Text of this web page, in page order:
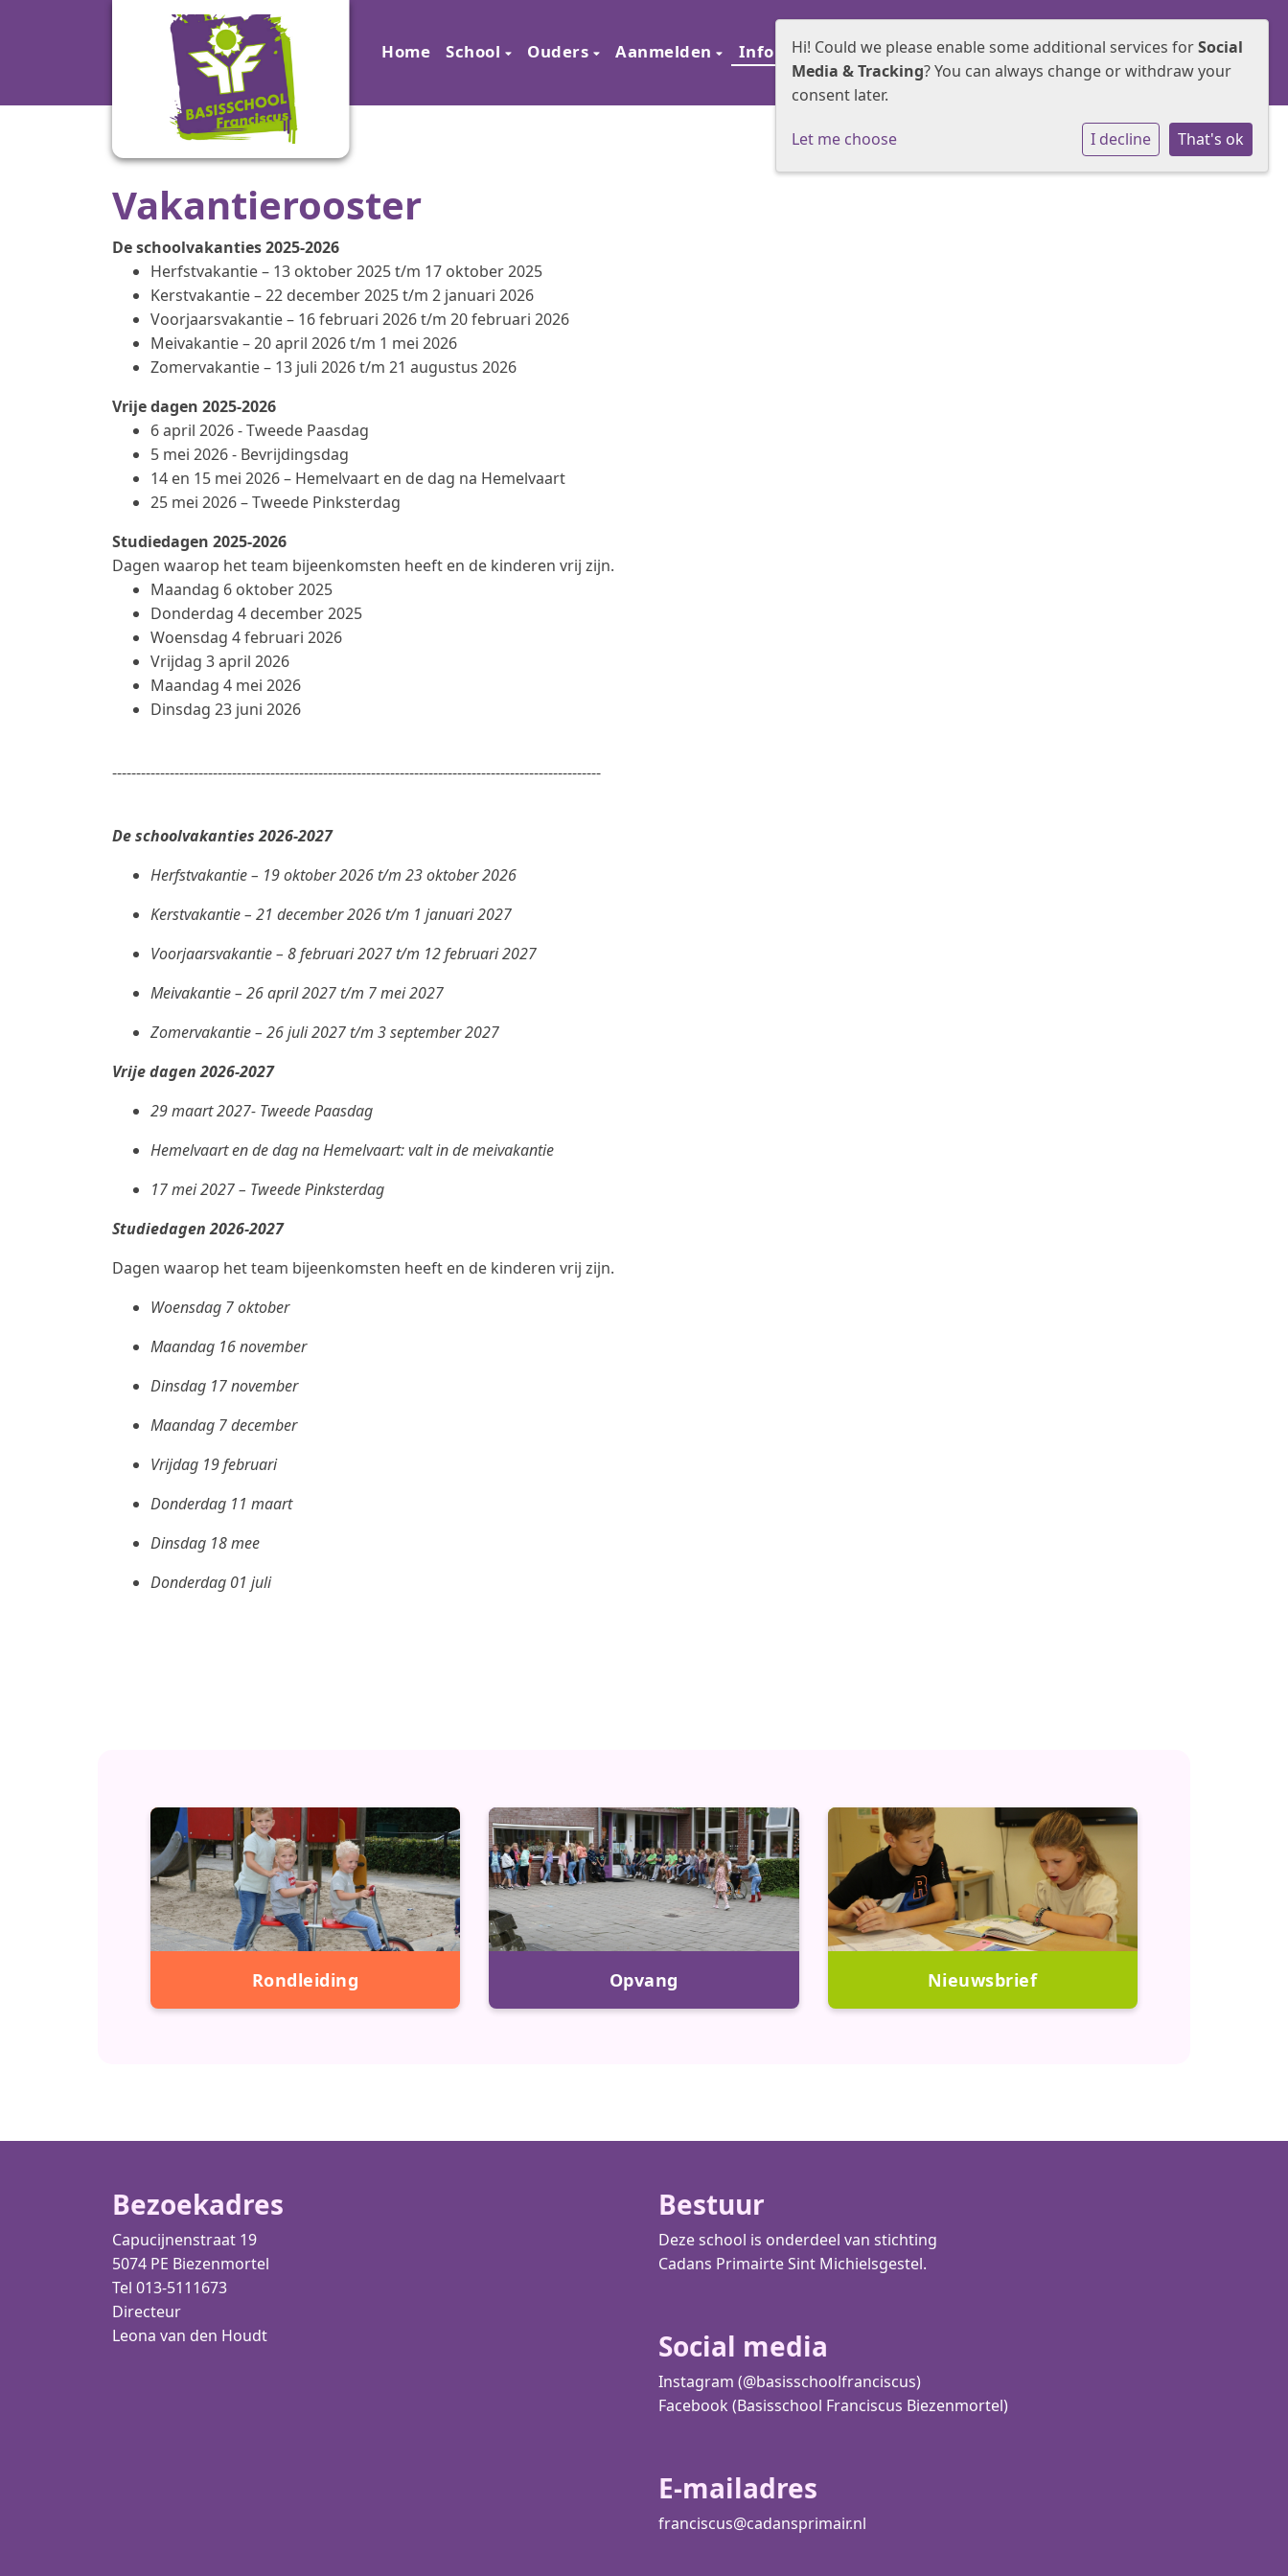
Home School Ouders Aanmelden Informatie Samenwerken Groepen Contact
Vakantierooster
De schoolvakanties 2025-2026
Herfstvakantie – 13 oktober 2025 t/m 17 oktober 2025
Kerstvakantie – 22 december 2025 t/m 2 januari 2026
Voorjaarsvakantie – 16 februari 2026 t/m 20 februari 2026
Meivakantie – 20 april 2026 t/m 1 mei 2026
Zomervakantie – 13 juli 2026 t/m 21 augustus 2026
Vrije dagen 2025-2026
6 april 2026 - Tweede Paasdag
5 mei 2026 - Bevrijdingsdag
14 en 15 mei 2026 – Hemelvaart en de dag na Hemelvaart
25 mei 2026 – Tweede Pinksterdag
Studiedagen 2025-2026
Dagen waarop het team bijeenkomsten heeft en de kinderen vrij zijn.
Maandag 6 oktober 2025
Donderdag 4 december 2025
Woensdag 4 februari 2026
Vrijdag 3 april 2026
Maandag 4 mei 2026
Dinsdag 23 juni 2026
------------------------------------------------------------------------------------------------------
De schoolvakanties 2026-2027
Herfstvakantie – 19 oktober 2026 t/m 23 oktober 2026
Kerstvakantie – 21 december 2026 t/m 1 januari 2027
Voorjaarsvakantie – 8 februari 2027 t/m 12 februari 2027
Meivakantie – 26 april 2027 t/m 7 mei 2027
Zomervakantie – 26 juli 2027 t/m 3 september 2027
Vrije dagen 2026-2027
29 maart 2027- Tweede Paasdag
Hemelvaart en de dag na Hemelvaart: valt in de meivakantie
17 mei 2027 – Tweede Pinksterdag
Studiedagen 2026-2027
Dagen waarop het team bijeenkomsten heeft en de kinderen vrij zijn.
Woensdag 7 oktober
Maandag 16 november
Dinsdag 17 november
Maandag 7 december
Vrijdag 19 februari
Donderdag 11 maart
Dinsdag 18 mee
Donderdag 01 juli
Rondleiding Opvang Nieuwsbrief
Bezoekadres
Capucijnenstraat 19
5074 PE Biezenmortel
Tel 013-5111673
Directeur
Leona van den Houdt
Bestuur
Deze school is onderdeel van stichting
Cadans Primairte Sint Michielsgestel.
Social media
Instagram (@basisschoolfranciscus)
Facebook (Basisschool Franciscus Biezenmortel)
E-mailadres
franciscus@cadansprimair.nl
Hi! Could we please enable some additional services forSocial
Media & Tracking? You can always change or withdraw your
consent later.
Let me choose I decline That's ok